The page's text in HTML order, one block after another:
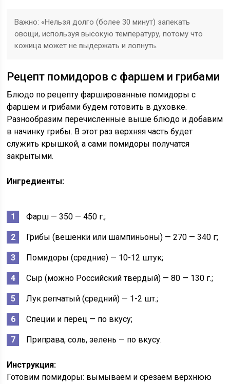
Важно: «Нельзя долго (более 30 минут) запекать
овощи, используя высокую температуру, потому что
кожица может не выдержать и лопнуть.
Рецепт помидоров с фаршем и грибами
Блюдо по рецепту фаршированные помидоры с
фаршем и грибами будем готовить в духовке.
Разнообразим перечисленные выше блюдо и добавим
в начинку грибы. В этот раз верхняя часть будет
служить крышкой, а сами помидоры получатся
закрытыми.
Ингредиенты:
Фарш — 350 — 450 г.;
Грибы (вешенки или шампиньоны) — 270 — 340 г;
Помидоры (средние) — 10-12 штук;
Сыр (можно Российский твердый) — 80 — 130 г.;
Лук репчатый (средний) — 1-2 шт.;
Специи и перец — по вкусу;
Приправа, соль, зелень — по вкусу.
Инструкция:
Готовим помидоры: вымываем и срезаем верхнюю